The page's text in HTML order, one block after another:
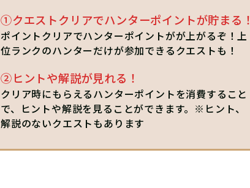
①クエストクリアでハンターポイントが貯まる！
ポイントクリアでハンターポイントがが上がるぞ！上
位ランクのハンターだけが参加できるクエストも！
②ヒントや解説が見れる！
クリア時にもらえるハンターポイントを消費すること
で、ヒントや解説を見ることができます。※ヒント、
解説のないクエストもあります